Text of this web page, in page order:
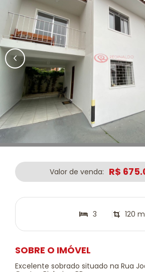
Valor de venda: R$
3 120
SOBRE O IMÓVEL
Excelente sobrado situado na Rua